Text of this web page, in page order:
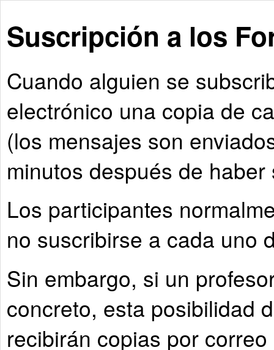
Suscripción a los
Cuando alguien se
electrónico una copia de
(los mensajes son
minutos después de
Los participantes
no suscribirse a cada uno
Sin embargo, si un
concreto, esta posibilidad
recibirán copias por